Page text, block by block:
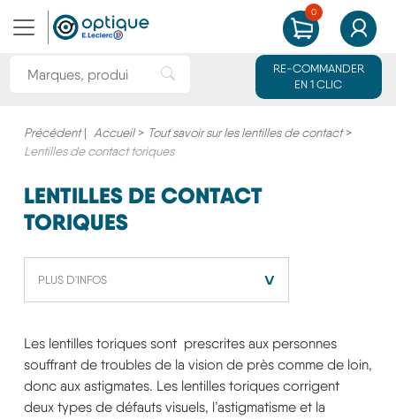
Rechercher une marque ou un produit
RE-COMMANDER
EN 1 CLIC
0
MON PANIER
Précédent| Accueil > Tout savoir sur les lentilles de contact >
Lentilles de contact toriques
LENTILLES DE CONTACT
TORIQUES
PLUS D'INFOS ˅
Les lentilles toriques sont prescrites aux personnes
souffrant de troubles de la vision de près comme de loin,
donc aux astigmates. Les lentilles toriques corrigent
deux types de défauts visuels, l’astigmatisme et la